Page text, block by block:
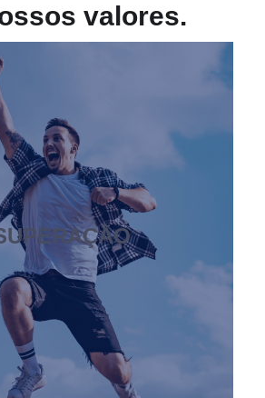
valores.